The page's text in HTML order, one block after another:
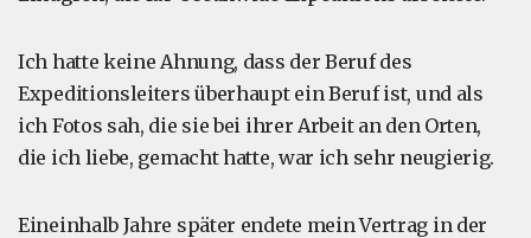
Ich hatte keine Ahnung, dass der Beruf des
Expeditionsleiters überhaupt ein Beruf ist, und als
ich Fotos sah, die sie bei ihrer Arbeit an den Orten,
die ich liebe, gemacht hatte, war ich sehr neugierig.
Eineinhalb Jahre später endete mein Vertrag in der